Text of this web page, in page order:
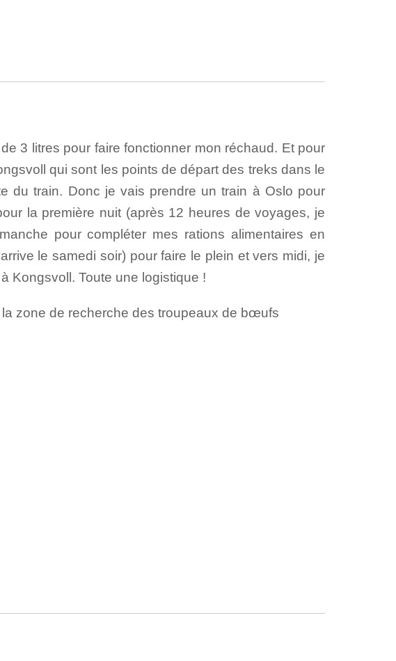
3 litres pour faire fonctionner mon réchaud. Et pour
qui sont les points de départ des treks dans le
du train. Donc je vais prendre un train à Oslo pour
la première nuit (après 12 heures de voyages, je
pour compléter mes rations alimentaires en
le samedi soir) pour faire le plein et vers midi, je
Kongsvoll. Toute une logistique !
zone de recherche des troupeaux de bœufs